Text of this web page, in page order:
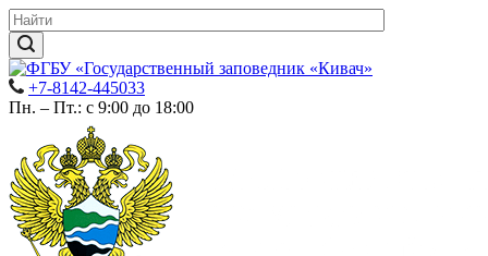
+7-8142-445033
Пн. – Пт.: с 9:00 до 18:00